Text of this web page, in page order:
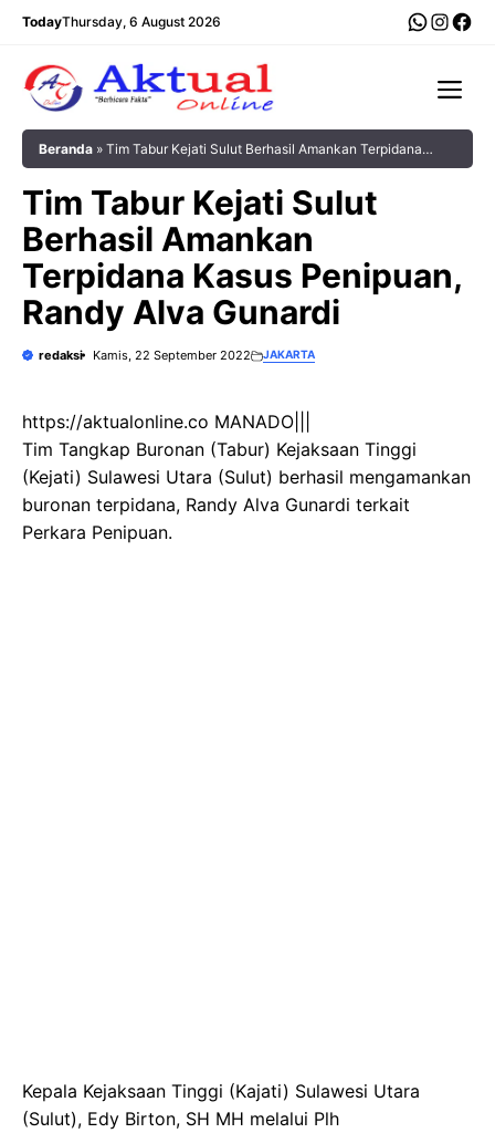
Langsung
TodayThursday, 6 August 2026
Beranda » Tim Tabur Kejati Sulut Berhasil Amankan Terpidana
Tim Tabur Kejati Sulut
Berhasil Amankan
Terpidana Kasus Penipuan,
Randy Alva Gunardi
redaksi Kamis, 22 September 2022 JAKARTA
https://aktualonline.co MANADO|||
Tim Tangkap Buronan (Tabur) Kejaksaan Tinggi
(Kejati) Sulawesi Utara (Sulut) berhasil mengamankan
buronan terpidana, Randy Alva Gunardi terkait
Perkara Penipuan.
Kepala Kejaksaan Tinggi (Kajati) Sulawesi Utara
(Sulut), Edy Birton, SH MH melalui Plh